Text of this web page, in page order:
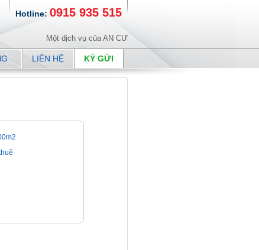
Hotline: 0915 935 515
Một dịch vụ của AN CƯ
LIÊN HỆ KÝ GỬI